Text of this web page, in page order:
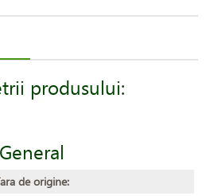
produsului:
General
de origine: